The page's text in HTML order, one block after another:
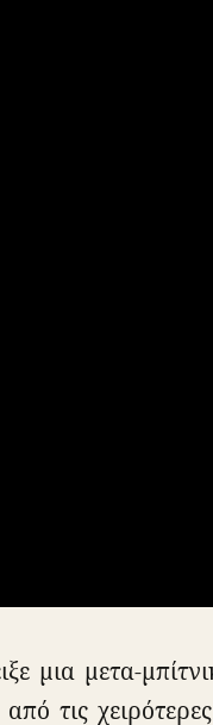
μια μετα-
τις